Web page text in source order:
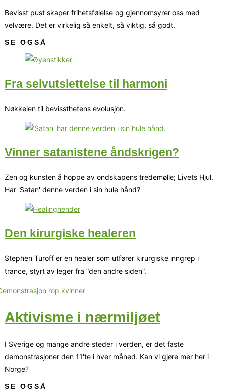
Bevisst pust skaper frihetsfølelse og gjennomsyrer oss med
velvære. Det er virkelig så enkelt, så viktig, så godt.
SE OGSÅ
Fra selvutslettelse til harmoni
Nøkkelen til bevissthetens evolusjon.
Vinner satanistene åndskrigen?
Zen og kunsten å hoppe av ondskapens tredemølle; Livets Hjul.
Har 'Satan' denne verden i sin hule hånd?
Den kirurgiske healeren
Stephen Turoff er en healer som utfører kirurgiske inngrep i
trance, styrt av leger fra “den andre siden”.
Aktivisme i nærmiljøet
I Sverige og mange andre steder i verden, er det faste
demonstrasjoner den 11'te i hver måned. Kan vi gjøre mer her i
Norge?
SE OGSÅ